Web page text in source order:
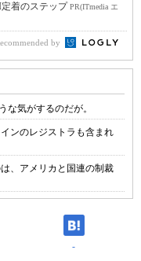
着のステップPR(ITmedia エ
by
な気がするのだが。
ンのレジストラも含まれ
、アメリカと国連の制裁
-